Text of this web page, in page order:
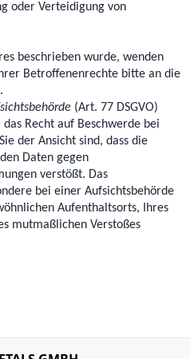
oder Verteidigung von
beschrieben wurde, wenden
Betroffenenrechte bitte an die
(Art. 77 DSGVO)
Recht auf Beschwerde bei
der Ansicht sind, dass die
Daten gegen
verstößt. Das
bei einer Aufsichtsbehörde
Aufenthaltsorts, Ihres
mutmaßlichen Verstoßes